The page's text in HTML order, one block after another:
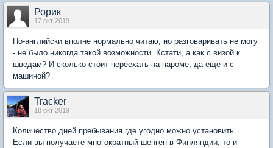
Рорик
17 окт 2019
По-английски вполне нормально читаю, но разговаривать не могу
- не было никогда такой возможности. Кстати, а как с визой к
шведам? И сколько стоит переехать на пароме, да еще и с
машиной?
Tracker
18 окт 2019
Количество дней пребывания где угодно можно установить.
Если вы получаете многократный шенген в Финляндии, то и